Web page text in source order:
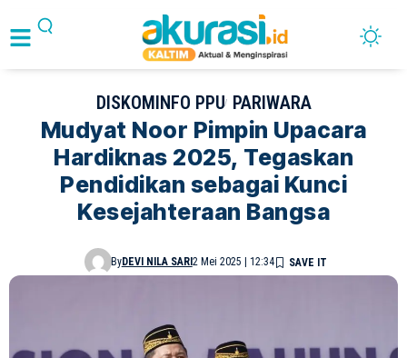
DISKOMINFO PPU PARIWARA
Mudyat Noor Pimpin Upacara
Hardiknas 2025, Tegaskan
Pendidikan sebagai Kunci
Kesejahteraan Bangsa
ByDEVI NILA SARI2 Mei 2025 | 12:34